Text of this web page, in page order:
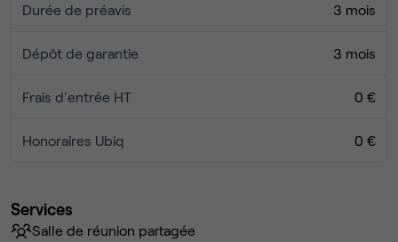
Durée de préavis 3 mois
Dépôt de garantie 3 mois
Frais d'entrée HT 0 €
Honoraires Ubiq 0 €
Services
Salle de réunion partagée